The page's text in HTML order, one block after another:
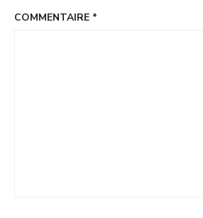
COMMENTAIRE *